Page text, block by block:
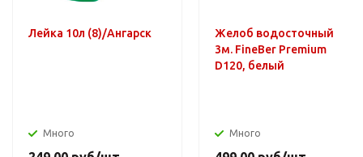
Лейка 10л (8)/Ангарск
Много
Желоб водосточный
3м. FineBer Premium
D120, белый
Много